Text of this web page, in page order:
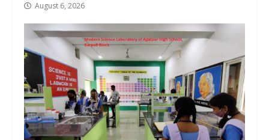
August 6, 2026